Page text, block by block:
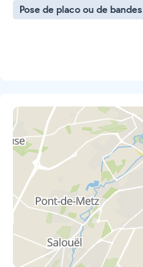
Pose de placo ou de bandes